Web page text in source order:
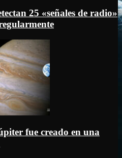
25 «señales de radio»
fue creado en una